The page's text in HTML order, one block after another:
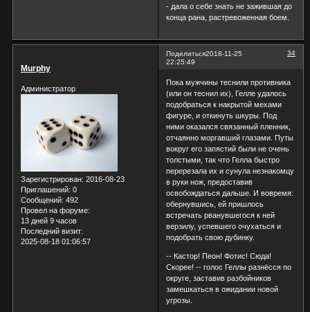
- дала о себе знать не зажившая до
конца рана, растревоженная боем.
Поделиться 34
2018-11-25
22:25:49
Murphy
Администратор
Зарегистрирован: 2016-08-23
Приглашений: 0
Сообщений: 492
Провел на форуме:
13 дней 9 часов
Последний визит:
2025-08-18 01:06:57
Пока мужчины теснили противника
(или он теснил их), Гелле удалось
подобраться к накрытой мехами
фигуре, и откинуть шкуры. Под
ними оказался связанный пленник,
отчаянно моргавший глазами. Путы
вокруг его запястий были не очень
толстыми, так что Гелла быстро
перерезала их и сунула незнакомцу
в руки нож, предоставив
освобождаться дальше. И вовремя:
обернувшись, ей пришлось
встречать рванувшегося к ней
верзилу, успевшего очухаться и
подобрать свою дубинку.
-- Кастор! Пеон! Фотис! Сюда!
Скорее! -- голос Геллы разнёсся по
округе, заставив разбойников
замешкаться в ожидании новой
угрозы.